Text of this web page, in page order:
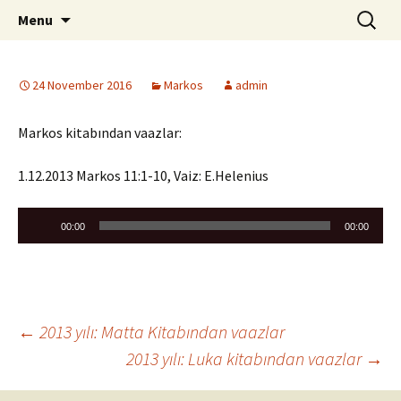
ILC
Menu
Search
for:
24 November 2016 Markos admin
Markos kitabından vaazlar:
1.12.2013 Markos 11:1-10, Vaiz: E.Helenius
Player
00:00 00:00
Post
← 2013 yılı: Matta Kitabından vaazlar
2013 yılı: Luka kitabından vaazlar →